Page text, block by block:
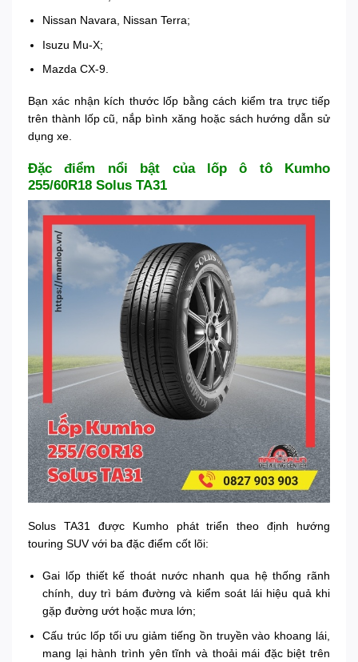
Nissan Navara, Nissan Terra;
Isuzu Mu-X;
Mazda CX-9.
Bạn xác nhận kích thước lốp bằng cách kiểm tra trực tiếp
trên thành lốp cũ, nắp bình xăng hoặc sách hướng dẫn sử
dụng xe.
Đặc điểm nổi bật của lốp ô tô Kumho
255/60R18 Solus TA31
Solus TA31 được Kumho phát triển theo định hướng
touring SUV với ba đặc điểm cốt lõi:
Gai lốp thiết kế thoát nước nhanh qua hệ thống rãnh
chính, duy trì bám đường và kiểm soát lái hiệu quả khi
gặp đường ướt hoặc mưa lớn;
Cấu trúc lốp tối ưu giảm tiếng ồn truyền vào khoang lái,
mang lại hành trình yên tĩnh và thoải mái đặc biệt trên